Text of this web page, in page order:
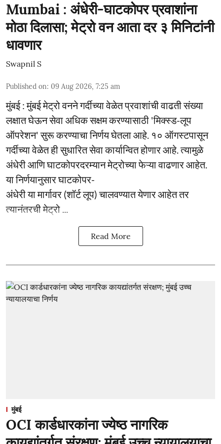
Mumbai : अंधेरी-घाटकोपर प्रवाशांना
मोठा दिलासा; मेट्रो वन आता दर ३ मिनिटांनी
धावणार
Swapnil S
Published on: 09 Aug 2026, 7:25 am
मुंबई : मुंबई मेट्रो वनने गर्दीच्या वेळेत प्रवाशांची वाढती संख्या
लक्षात घेऊन सेवा अधिक सक्षम करण्यासाठी 'मिक्स्ड-लूप
ऑपरेशन' सुरू करण्याचा निर्णय घेतला आहे. १० ऑगस्टपासून
गर्दीच्या वेळेत ही सुधारित सेवा कार्यान्वित होणार आहे. त्यामुळे
अंधेरी आणि घाटकोपरदरम्यान मेट्रोच्या फेऱ्या वाढणार आहेत.
या निर्णयानुसार घाटकोपर-
अंधेरी या मार्गावर (शॉर्ट लूप) चालवण्यात येणार आहेत तर
त्यानंतरची मेट्रो ...
Read More
मुंबई
OCI कार्डधारकांना ज्येष्ठ नागरिक